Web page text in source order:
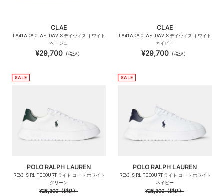
CLAE
LA41ADA CLAE - DAVIS デイヴィス ホワイト
ベージュ
¥29,700（税込）
CLAE
LA41ADA CLAE - DAVIS デイヴィス ホワイト
ネイビー
¥29,700（税込）
POLO RALPH LAUREN
RE63_S RLITE COURT ライト コート ホワイト
グリーン
¥25,300（税込）
POLO RALPH LAUREN
RE63_S RLITE COURT ライト コート ホワイト
ネイビー
¥25,300（税込）